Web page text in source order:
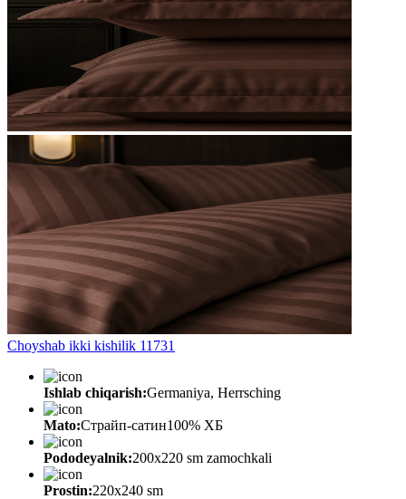
Choyshab ikki kishilik 11731
Ishlab chiqarish:Germaniya, Herrsching
Mato:Страйп-сатин100% ХБ
Pododeyalnik:200х220 sm zamochkali
Prostin:220х240 sm